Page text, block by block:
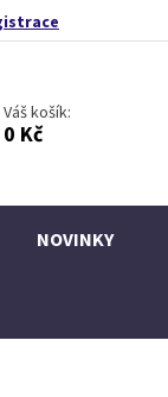
Váš košík:
0 Kč
NOVINKY